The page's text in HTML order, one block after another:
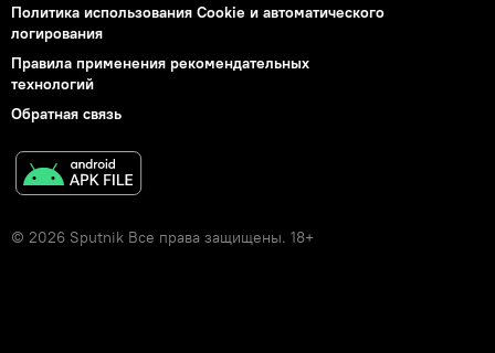
Политика использования Cookie и автоматического
логирования
Правила применения рекомендательных
технологий
Обратная связь
© 2026 Sputnik Все права защищены. 18+